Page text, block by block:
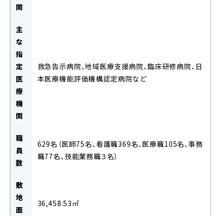
関
主
な
指
定
医
療
機
関
救急告示病院、地域医療支援病院、臨床研修病院、日
本医療機能評価機構認定病院など
職
員
数
629名（医師75名、看護職369名、医療職105名、事務
職77名、技能業務職３名）
敷
地
面
36,458.53㎡